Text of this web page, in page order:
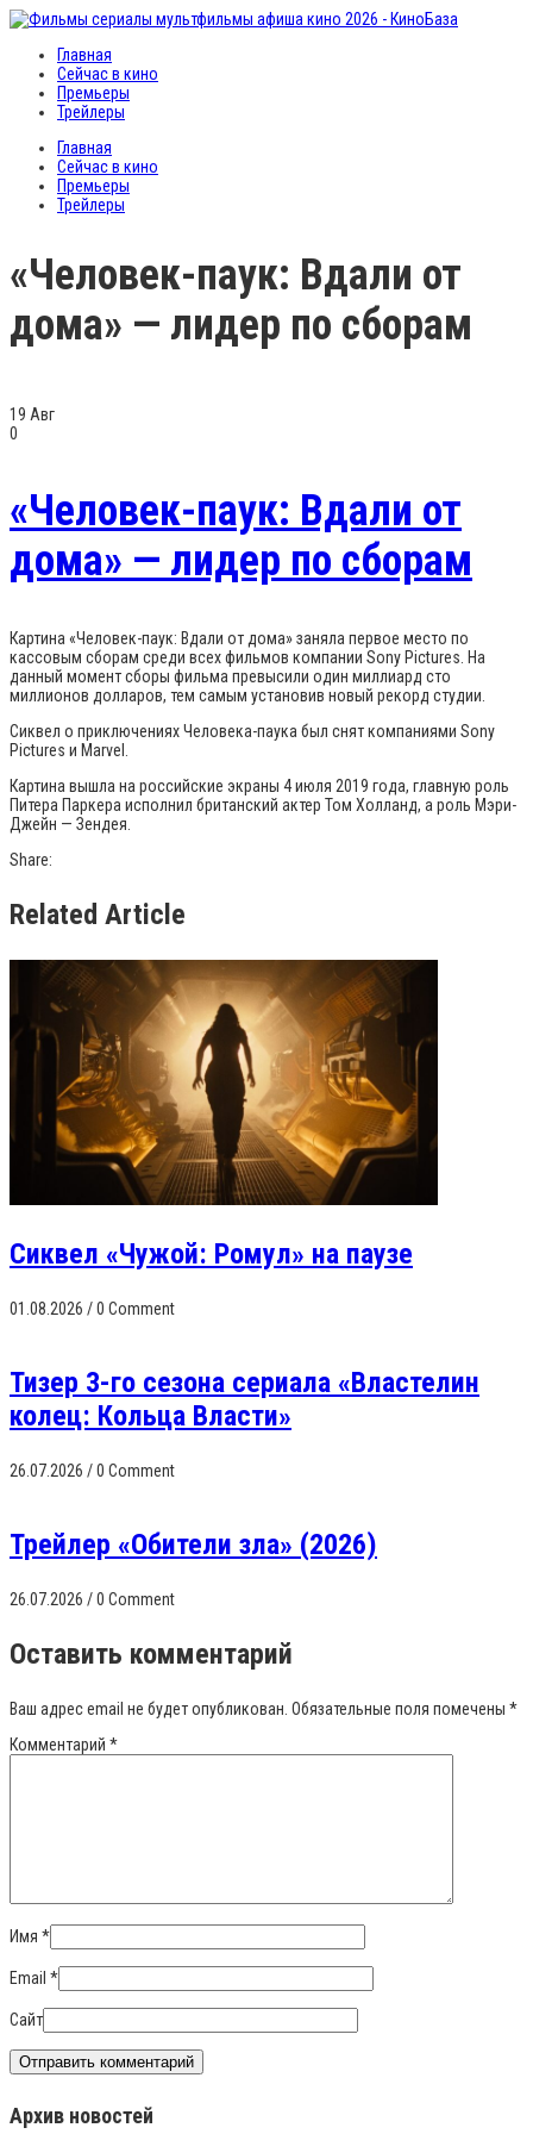
Главная
Сейчас в кино
Премьеры
Трейлеры
Главная
Сейчас в кино
Премьеры
Трейлеры
«Человек-паук: Вдали от
дома» — лидер по сборам
19 Авг
0
«Человек-паук: Вдали от
дома» — лидер по сборам
Картина «Человек-паук: Вдали от дома» заняла первое место по
кассовым сборам среди всех фильмов компании Sony Pictures. На
данный момент сборы фильма превысили один миллиард сто
миллионов долларов, тем самым установив новый рекорд студии.
Сиквел о приключениях Человека-паука был снят компаниями Sony
Pictures и Marvel.
Картина вышла на российские экраны 4 июля 2019 года, главную роль
Питера Паркера исполнил британский актер Том Холланд, а роль Мэри-
Джейн — Зендея.
Share:
Related Article
Сиквел «Чужой: Ромул» на паузе
01.08.2026 /0 Comment
Тизер 3-го сезона сериала «Властелин
колец: Кольца Власти»
26.07.2026 /0 Comment
Трейлер «Обители зла» (2026)
26.07.2026 /0 Comment
Оставить комментарий
Ваш адрес email не будет опубликован. Обязательные поля помечены *
Комментарий *
Имя *
Email *
Сайт
Архив новостей